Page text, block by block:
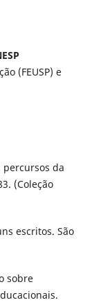
(FEUSP) e
percursos da
(Coleção
escritos. São
sobre